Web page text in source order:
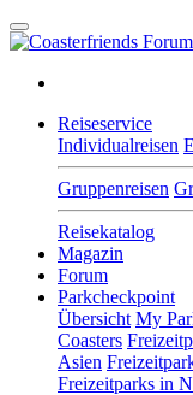
Reiseservice
Individualreisen
Gruppenreisen
Reisekatalog
Magazin
Forum
Parkcheckpoint
Übersicht My
Coasters
Asien
Freizeitparks in